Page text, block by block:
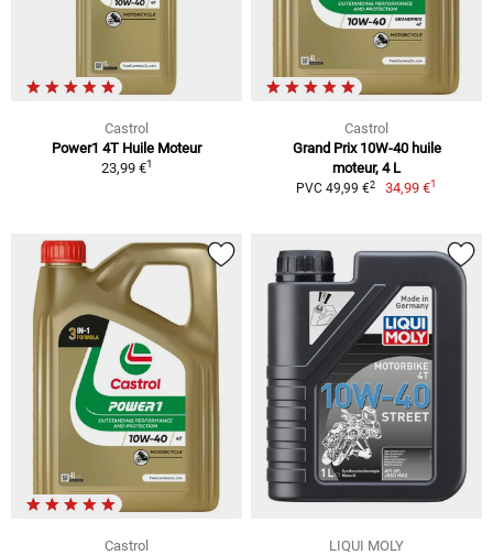
Castrol
Power1 4T Huile Moteur
23,99 €1
Castrol
Grand Prix 10W-40 huile
moteur, 4 L
PVC 49,99 €2 34,99 €1
Castrol
LIQUI MOLY